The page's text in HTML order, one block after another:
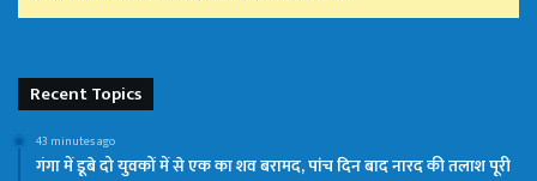
Recent Topics
43 minutes ago
गंगा में डूबे दो युवकों में से एक का शव बरामद, पांच दिन बाद नारद की तलाश पूरी